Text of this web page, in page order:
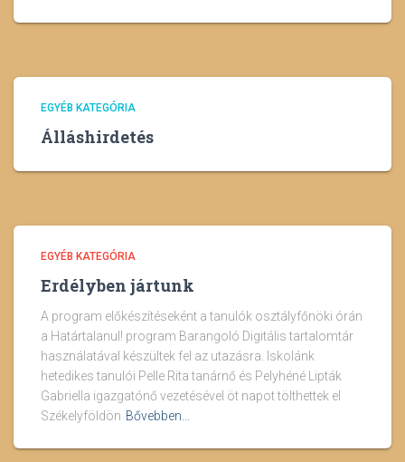
EGYÉB KATEGÓRIA
Álláshirdetés
EGYÉB KATEGÓRIA
Erdélyben jártunk
A program előkészítéseként a tanulók osztályfőnöki órán
a Határtalanul! program Barangoló Digitális tartalomtár
használatával készültek fel az utazásra. Iskolánk
hetedikes tanulói Pelle Rita tanárnő és Pelyhéné Lipták
Gabriella igazgatónő vezetésével öt napot tölthettek el
Székelyföldön Bővebben...